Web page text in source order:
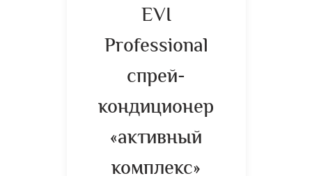
EVI
Professional
спрей-
кондиционер
«активный
комплекс»